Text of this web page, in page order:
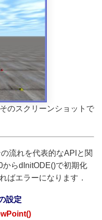
のスクリーンショットで
流れを代表的なAPIと関
らdInitODE()で初期化
ばエラーになります．
設定